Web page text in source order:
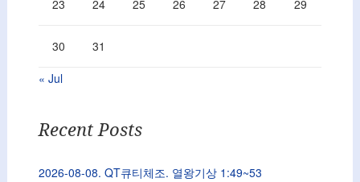
23 24 25 26 27 28 29
30
31
« Jul
Recent Posts
2026-08-08. QT큐티체조. 열왕기상 1:49~53